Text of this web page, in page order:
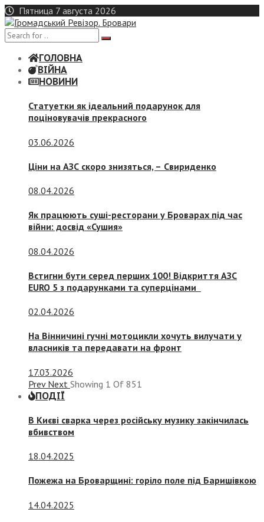
Skip
to
content
Пятница 7 августа 2026
ГОЛОВНА
ВІЙНА
НОВИНИ
Статуетки як ідеальний подарунок для
поціновувачів прекрасного
03.06.2026
Ціни на АЗС скоро знизяться, – Свириденко
08.04.2026
Як працюють суші-ресторани у Броварах під час
війни: досвід «Сушия»
08.04.2026
Встигни бути серед перших 100! Відкриття АЗС
EURO 5 з подарунками та суперцінами
02.04.2026
На Вінничині гучні мотоцикли хочуть вилучати у
власників та передавати на фронт
17.03.2026
Prev Next Showing 1 Of 851
ПОДІЇ
В Києві сварка через російську музику закінчилась
вбивством
18.04.2025
Пожежа на Броварщині: горіло поле під Баришівкою
14.04.2025